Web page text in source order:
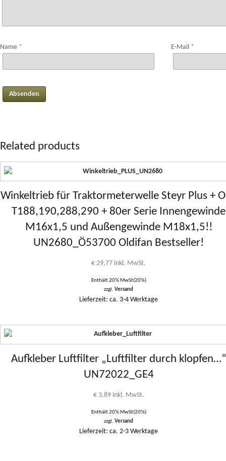
Name * E-Mail *
Related products
Winkeltrieb für Traktormeterwelle Steyr Plus +
T188,190,288,290 + 80er Serie Innengewinde
M16x1,5 und Außengewinde M18x1,5!!
UN2680_Ö53700 Oldifan Bestseller!
€ 29,77 inkl. MwSt.
Enthält 20% MwSt(20%)
zzgl.Versand
Lieferzeit: ca. 3-4 Werktage
Aufkleber Luftfilter „Luftfilter durch klopfen…“
UN72022_GE4
€3,89 inkl. MwSt.
Enthält 20% MwSt(20%)
zzgl.Versand
Lieferzeit: ca. 2-3 Werktage